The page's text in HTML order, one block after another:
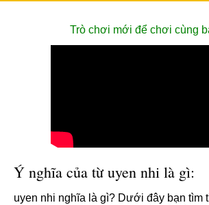
Trò chơi mới để chơi cùng
Ý nghĩa của từ uyen nhi là gì:
uyen nhi nghĩa là gì? Dưới đây bạn tìm